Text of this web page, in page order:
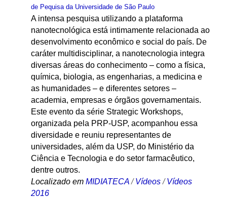
de Pequisa da Universidade de São Paulo
A intensa pesquisa utilizando a plataforma
nanotecnológica está intimamente relacionada ao
desenvolvimento econômico e social do país. De
caráter multidisciplinar, a nanotecnologia integra
diversas áreas do conhecimento – como a física,
química, biologia, as engenharias, a medicina e
as humanidades – e diferentes setores –
academia, empresas e órgãos governamentais.
Este evento da série Strategic Workshops,
organizada pela PRP-USP, acompanhou essa
diversidade e reuniu representantes de
universidades, além da USP, do Ministério da
Ciência e Tecnologia e do setor farmacêutico,
dentre outros.
Localizado em MIDIATECA /Vídeos /Vídeos
2016